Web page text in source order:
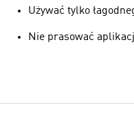
Używać tylko
Nie prasować